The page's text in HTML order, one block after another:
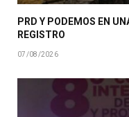
PRD Y PODEMOS EN
REGISTRO
07/08/2026